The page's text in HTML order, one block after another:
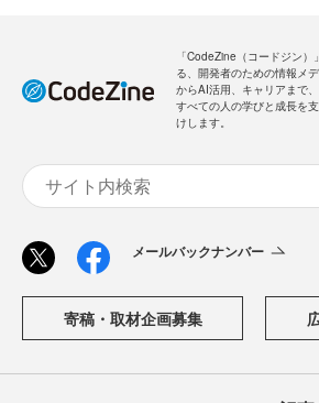
「CodeZine（コードジン
る、開発者のための情報メ
からAI活用、キャリアまで
すべての人の学びと成長を
けします。
メールバックナンバー
寄稿・取材企画募集